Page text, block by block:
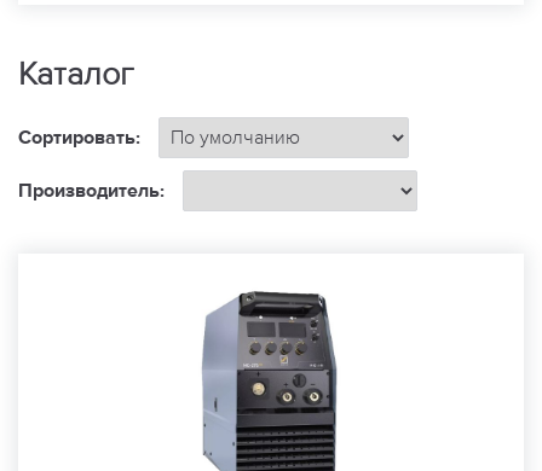
Каталог
Сортировать:
Производитель: